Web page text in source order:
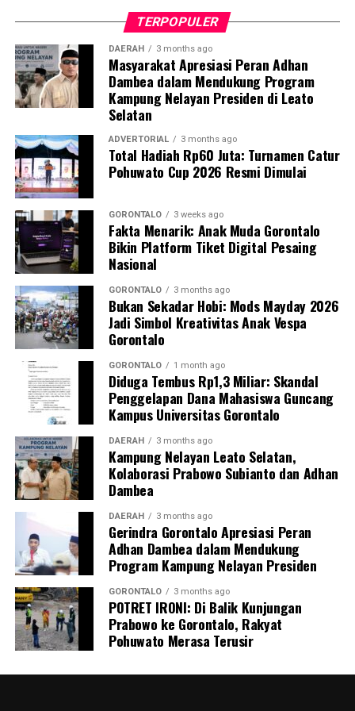
tersebut memiliki bobot sekitar 50 kilogram dan berisi
butiran putih menyerupai batu.
Guna memastikan kandungan material di dalamnya,
penyidik Subdit Gakkum Ditpolairud Polda Gorontalo
langsung mengirimkan sampel ke Laboratorium
Forensik (Labfor) Polda Sulawesi Utara di Manado. Hasil
pengujian laboratorium mengonfirmasi secara
meyakinkan bahwa butiran putih dalam 39 karung
tersebut positif mengandung sianida.
Selain menyita 1,9 ton sianida, polisi turut
mengamankan bangkai kapal “SAR.01.1824” yang telah
rusak, beserta sisa serpihan dan mesin kapal sebagai
barang bukti.
Hingga saat ini, pihak kepolisian tengah melakukan
penyelidikan intensif dan memburu pihak-pihak yang
bertanggung jawab atas kepemilikan serta aktivitas
pengangkutan barang berbahaya tersebut. Sedikitnya
enam orang saksi telah dimintai keterangan resmi,
termasuk personel Ditpolairud yang tiba pertama di
lokasi, Kepala Desa Motihelumo, warga pelapor, serta
masyarakat sekitar.
Peristiwa ini dipastikan melanggar sejumlah ketentuan
pidana berlapis. Para pelaku terancam dijerat atas
tindak pidana pengangkutan barang berbahaya tanpa
proses kepabeanan, pelanggaran pelayaran,
perdagangan tanpa izin resmi, serta pelanggaran
Undang-Undang Perlindungan Konsumen karena
memanipulasi label dan kemasan barang.
Menutup keterangannya, Kombes Devy mengimbau
seluruh masyarakat pesisir Gorontalo untuk terus
TERPOPULER
DAERAH 3 months ago
Masyarakat Apresiasi Peran Adhan
Dambea dalam Mendukung Program
Kampung Nelayan Presiden di Leato
Selatan
ADVERTORIAL 3 months ago
Total Hadiah Rp60 Juta: Turnamen Catur
Pohuwato Cup 2026 Resmi Dimulai
GORONTALO 3 weeks ago
Fakta Menarik: Anak Muda Gorontalo
Bikin Platform Tiket Digital Pesaing
Nasional
GORONTALO 3 months ago
Bukan Sekadar Hobi: Mods Mayday 2026
Jadi Simbol Kreativitas Anak Vespa
Gorontalo
GORONTALO 1 month ago
Diduga Tembus Rp1,3 Miliar: Skandal
Penggelapan Dana Mahasiswa Guncang
Kampus Universitas Gorontalo
DAERAH 3 months ago
Kampung Nelayan Leato Selatan,
Kolaborasi Prabowo Subianto dan Adhan
Dambea
DAERAH 3 months ago
Gerindra Gorontalo Apresiasi Peran
Adhan Dambea dalam Mendukung
Program Kampung Nelayan Presiden
GORONTALO 3 months ago
POTRET IRONI: Di Balik Kunjungan
Prabowo ke Gorontalo, Rakyat
Pohuwato Merasa Terusir